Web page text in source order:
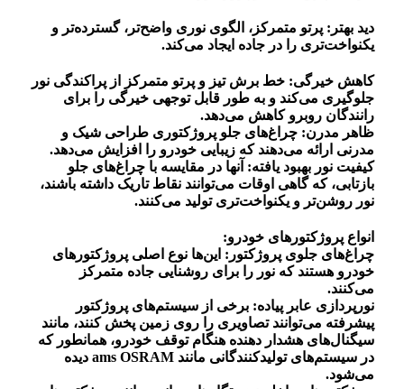
دید بهتر: پرتو متمرکز، الگوی نوری واضح‌تر، گسترده‌تر و
یکنواخت‌تری را در جاده ایجاد می‌کند.
کاهش خیرگی: خط برش تیز و پرتو متمرکز از پراکندگی نور
جلوگیری می‌کند و به طور قابل توجهی خیرگی را برای
رانندگان روبرو کاهش می‌دهد.
ظاهر مدرن: چراغ‌های جلو پروژکتوری طراحی شیک و
مدرنی ارائه می‌دهند که زیبایی خودرو را افزایش می‌دهد.
کیفیت نور بهبود یافته: آنها در مقایسه با چراغ‌های جلو
بازتابی، که گاهی اوقات می‌توانند نقاط تاریک داشته باشند،
نور روشن‌تر و یکنواخت‌تری تولید می‌کنند.
انواع پروژکتورهای خودرو:
چراغ‌های جلوی پروژکتور: این‌ها نوع اصلی پروژکتورهای
خودرو هستند که نور را برای روشنایی جاده متمرکز
می‌کنند.
نورپردازی عابر پیاده: برخی از سیستم‌های پروژکتور
پیشرفته می‌توانند تصاویری را روی زمین پخش کنند، مانند
سیگنال‌های هشدار دهنده هنگام توقف خودرو، همانطور که
در سیستم‌های تولیدکنندگانی مانند ams OSRAM دیده
می‌شود.